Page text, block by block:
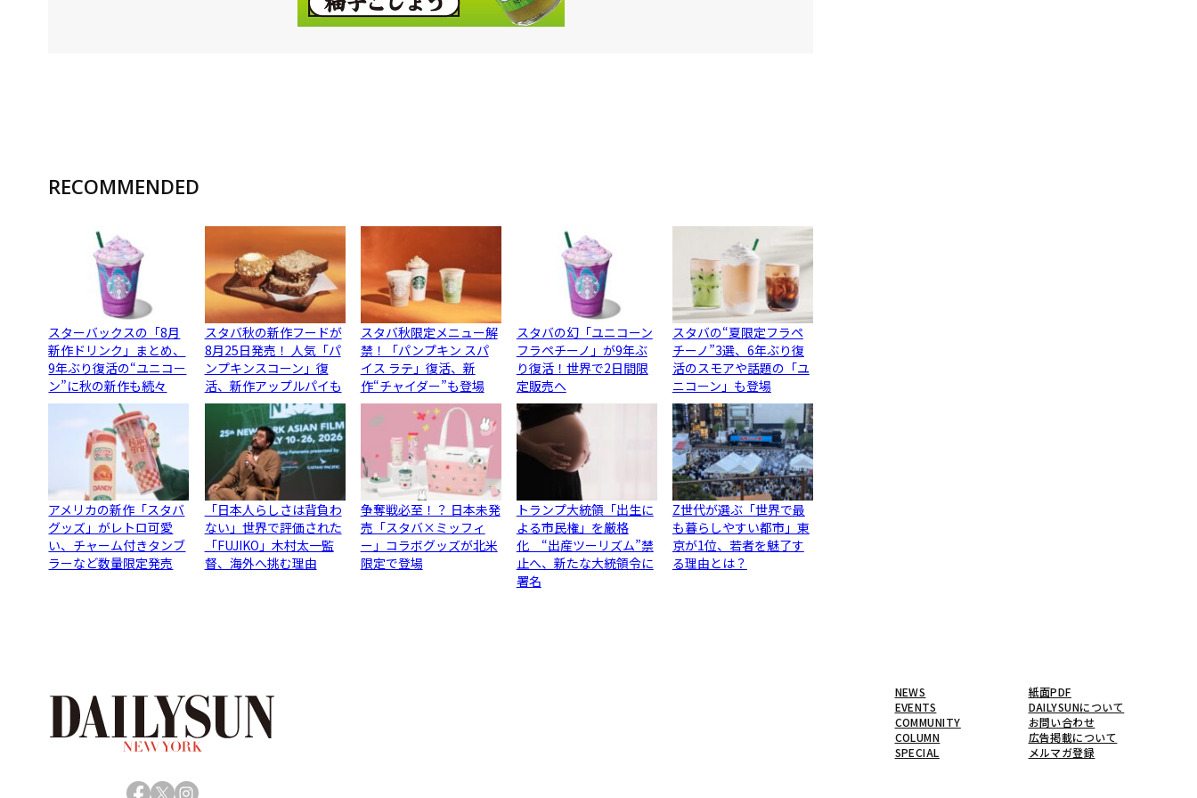
RECOMMENDED
スターバックスの「8月
新作ドリンク」まとめ、
9年ぶり復活の“ユニコー
ン”に秋の新作も続々
スタバ秋の新作フードが
8月25日発売！ 人気「パ
ンプキンスコーン」復
活、新作アップルパイも
スタバ秋限定メニュー解
禁！「パンプキン スパ
イス ラテ」復活、新
作“チャイダー”も登場
スタバの幻「ユニコーン
フラペチーノ」が9年ぶ
り復活！世界で2日間限
定販売へ
スタバの“夏限定フラペ
チーノ”3選、6年ぶり復
活のスモアや話題の「ユ
ニコーン」も登場
アメリカの新作「スタバ
グッズ」がレトロ可愛
い、チャーム付きタンブ
ラーなど数量限定発売
「日本人らしさは背負わ
ない」世界で評価された
「FUJIKO」木村太一監
督、海外へ挑む理由
争奪戦必至！？ 日本未発
売「スタバ×ミッフィ
ー」コラボグッズが北米
限定で登場
トランプ大統領「出生に
よる市民権」を厳格
化 “出産ツーリズム”禁
止へ、新たな大統領令に
署名
Z世代が選ぶ「世界で最
も暮らしやすい都市」東
京が1位、若者を魅了す
る理由とは？
Facebook
X Instagram
NEWS
EVENTS
COMMUNITY
COLUMN
SPECIAL
紙面PDF
DAILYSUNについて
お問い合わせ
広告掲載について
メルマガ登録